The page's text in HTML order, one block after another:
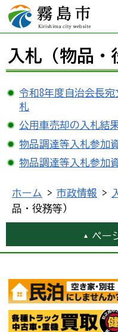
霧島市 Kirishima
city website
入札（物品・
令和8年度自治会長
札
公用車売却の入札結
物品調達等入札参加
物品調達等入札参加
ホーム > 市政情報 >
品・役務等）
ペー